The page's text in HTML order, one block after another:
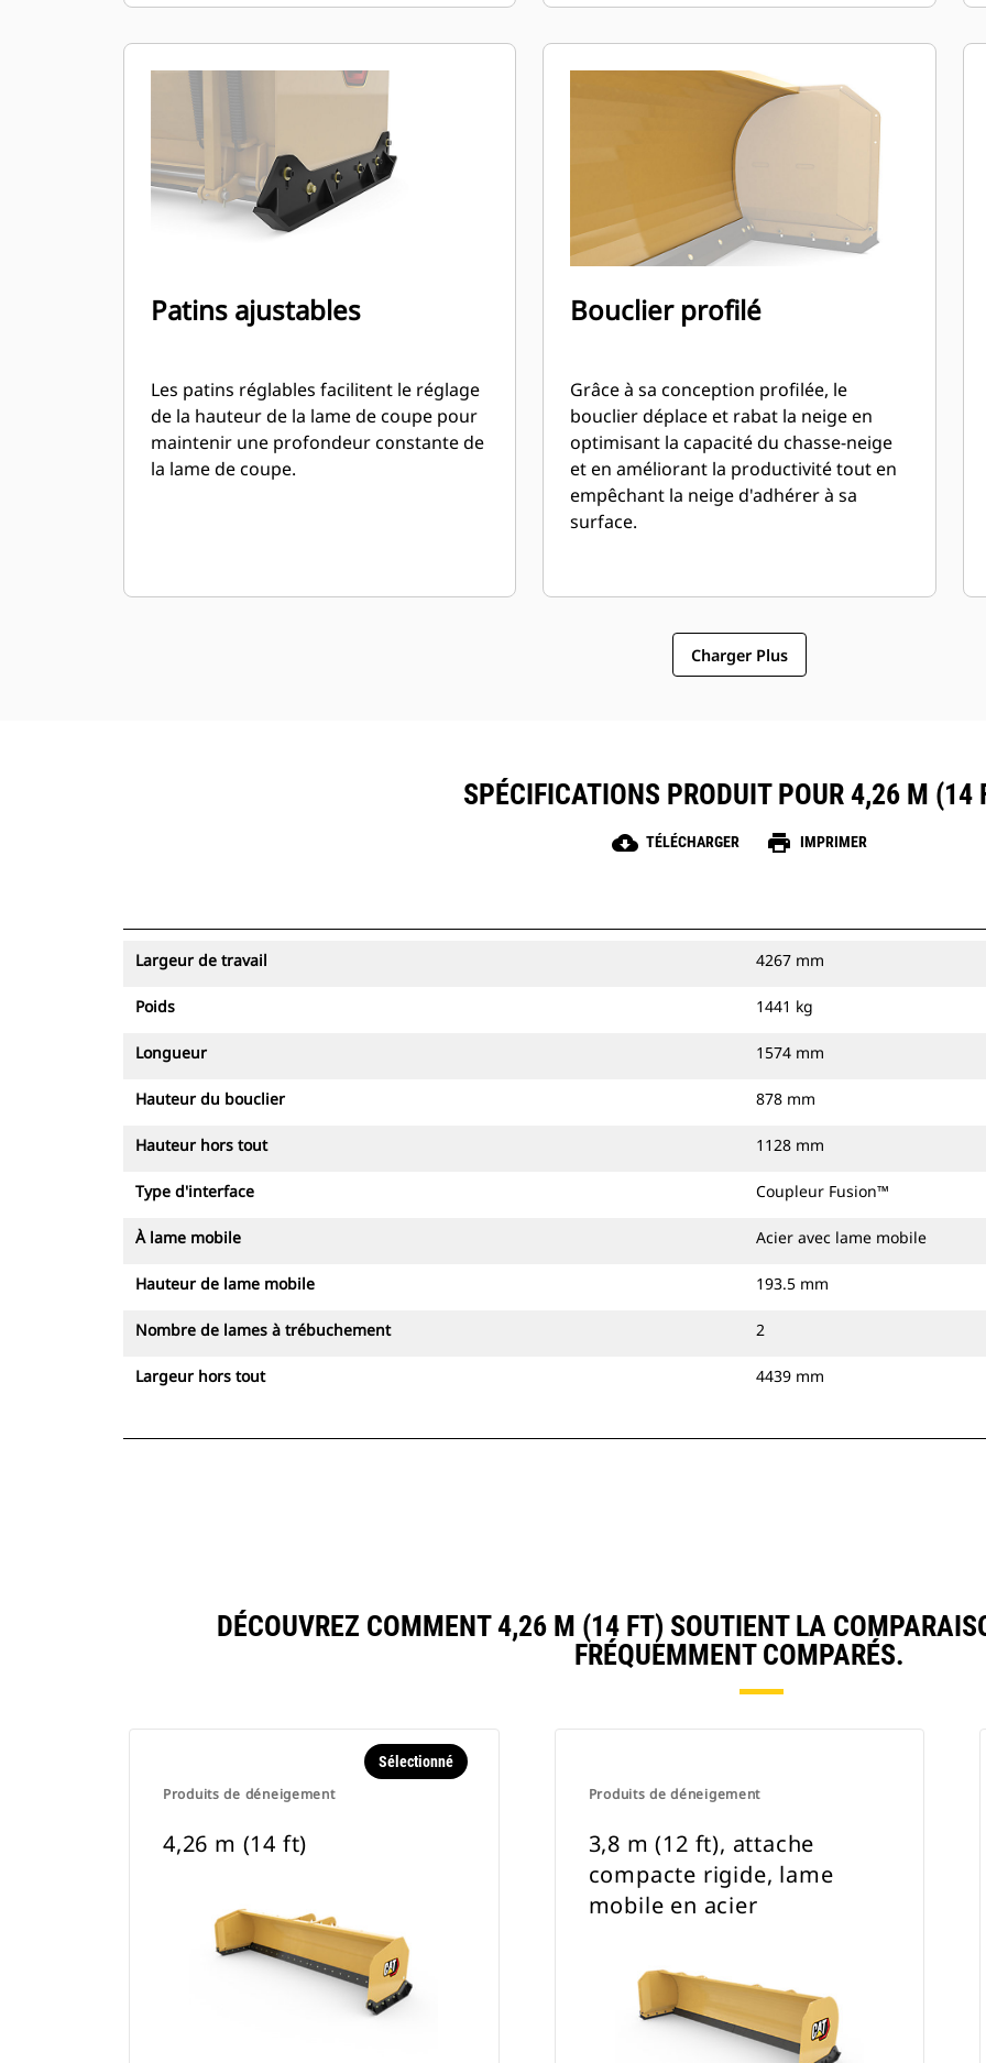
3,2 m (10 ft) et 3,8 m (12 ft), pour tous
les modèles qui utilisent une attache de
type chargeur compact rigide.
Patins ajustables
Les patins réglables facilitent le réglage
de la hauteur de la lame de coupe pour
maintenir une profondeur constante de
la lame de coupe.
Bouclier profilé
Grâce à sa conception profilée, le
bouclier déplace et rabat la neige en
optimisant la capacité du chasse-neige
et en améliorant la productivité tout en
empêchant la neige d'adhérer à sa
surface.
Charger Plus
SPÉCIFICATIONS PRODUIT POUR 4,26 M (14
cloud_download TÉLÉCHARGER print IMPRIMER
Largeur de travail 4267 mm
Poids 1441 kg
Longueur 1574 mm
Hauteur du bouclier 878 mm
Hauteur hors tout 1128 mm
Type d'interface Coupleur Fusion™
À lame mobile Acier avec lame mobile
Hauteur de lame mobile 193.5 mm
Nombre de lames à trébuchement 2
Largeur hors tout 4439 mm
DÉCOUVREZ COMMENT 4,26 M (14 FT) SOUTIENT LA
FRÉQUEMMENT COMPARÉS.
Produits de déneigement
Sélectionné
4,26 m (14 ft)
Produits de déneigement
3,8 m (12 ft), attache
compacte rigide, lame
mobile en acier